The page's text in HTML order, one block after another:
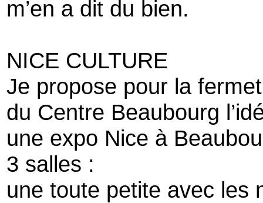
m’en a dit du bien.
NICE CULTURE
Je propose pour la
du Centre Beaubourg
une expo Nice à
3 salles :
une toute petite avec les